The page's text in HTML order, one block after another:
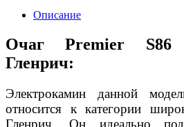
Описание
Очаг Premier S86
Гленрич:
Электрокамин данной
относится к категории
Гленрич. Он идеально